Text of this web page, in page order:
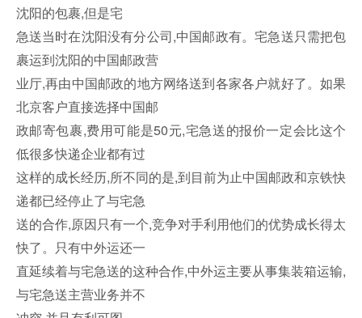
沈阳的包裹,但是宅
急送当时在沈阳没有分公司,中国邮政有。宅急送只需把包
裹运到沈阳的中国邮政营
业厅,再由中国邮政的地方网络送到各家各户就好了。如果
北京客户直接选择中国邮
政邮寄包裹,费用可能是50元,宅急送的报价一定会比这个
低很多快递企业都有过
这样的成长经历,所不同的是,到目前为止中国邮政和京铁快
递都已经停止了与宅急
送的合作,原因只有一个,竞争对手利用他们的优势成长得太
快了。只有中外运还一
直延续着与宅急送的这种合作,中外运主要从事集装箱运输,
与宅急送主营业务并不